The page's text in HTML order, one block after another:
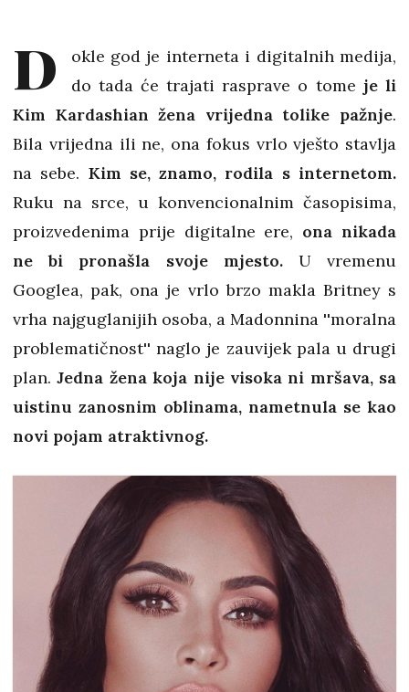
D
okle god je interneta i digitalnih medija,
do tada će trajati rasprave o tome je li
Kim Kardashian žena vrijedna tolike pažnje.
Bila vrijedna ili ne, ona fokus vrlo vješto stavlja
na sebe. Kim se, znamo, rodila s internetom.
Ruku na srce, u konvencionalnim časopisima,
proizvedenima prije digitalne ere, ona nikada
ne bi pronašla svoje mjesto. U vremenu
Googlea, pak, ona je vrlo brzo makla Britney s
vrha najguglanijih osoba, a Madonnina ''moralna
problematičnost'' naglo je zauvijek pala u drugi
plan.Jedna žena koja nije visoka ni mršava, sa
uistinu zanosnim oblinama, nametnula se kao
novi pojam atraktivnog.